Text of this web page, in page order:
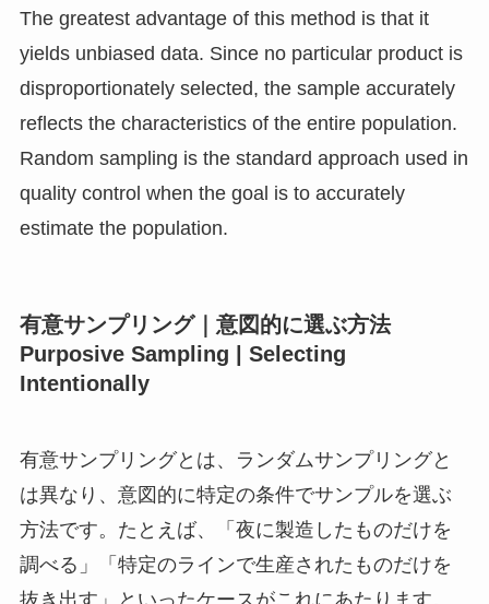
The greatest advantage of this method is that it
yields unbiased data. Since no particular product is
disproportionately selected, the sample accurately
reflects the characteristics of the entire population.
Random sampling is the standard approach used in
quality control when the goal is to accurately
estimate the population.
有意サンプリング｜意図的に選ぶ方法
Purposive Sampling | Selecting
Intentionally
有意サンプリングとは、ランダムサンプリングと
は異なり、意図的に特定の条件でサンプルを選ぶ
方法です。たとえば、「夜に製造したものだけを
調べる」「特定のラインで生産されたものだけを
抜き出す」といったケースがこれにあたります。